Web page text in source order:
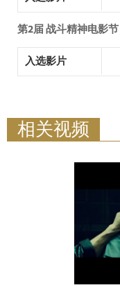
第2届 战斗精神电影节
入选影片
相关视频